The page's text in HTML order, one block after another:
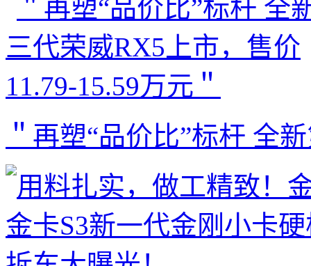
＂再塑“品价比”标杆 全